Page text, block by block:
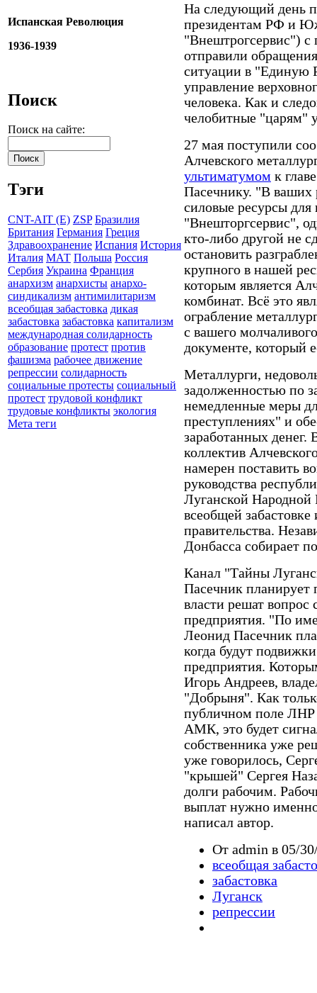
Испанская Революция
1936-1939
Поиск
Поиск на сайте:
Тэги
CNT-AIT (E) ZSP Бразилия
Британия Германия Греция
Здравоохранение Испания История
Италия МАТ Польша Россия
Сербия Украина Франция
анархизм анархисты анархо-
синдикализм антимилитаризм
всеобщая забастовка дикая
забастовка забастовка капитализм
международная солидарность
образование протест против
фашизма рабочее движение
репрессии солидарность
социальные протесты социальный
протест трудовой конфликт
трудовые конфликты экология
Мета теги
На следующий день
президентам РФ и
"Внештрогсервис") с
отправили
ситуации в
управление
человека. Как и
челобитные "царям"
27 мая поступили
Алчевского
ультиматумом к
Пасечнику. "В ваших
силовые ресурсы для
"Внешторгсервис",
кто-либо другой не
остановить
крупного в нашей
которым является
комбинат. Всё это
ограбление
с вашего
документе, который
Металлурги,
задолженностью по
немедленные меры
преступлениях" и
заработанных денег.
коллектив
намерен поставить
руководства
Луганской Народной
всеобщей
правительства.
Донбасса собирает
Канал "Тайны
Пасечник планирует
власти решат
предприятия. "По
Леонид Пасечник
когда будут
предприятия.
Игорь Андреев,
"Добрыня". Как
публичном поле ЛНР
АМК, это будет
собственника уже
уже говорилось,
"крышей" Сергея
долги рабочим.
выплат нужно
написал автор.
От admin в 05/
всеобщая
забастовка
Луганск
репрессии